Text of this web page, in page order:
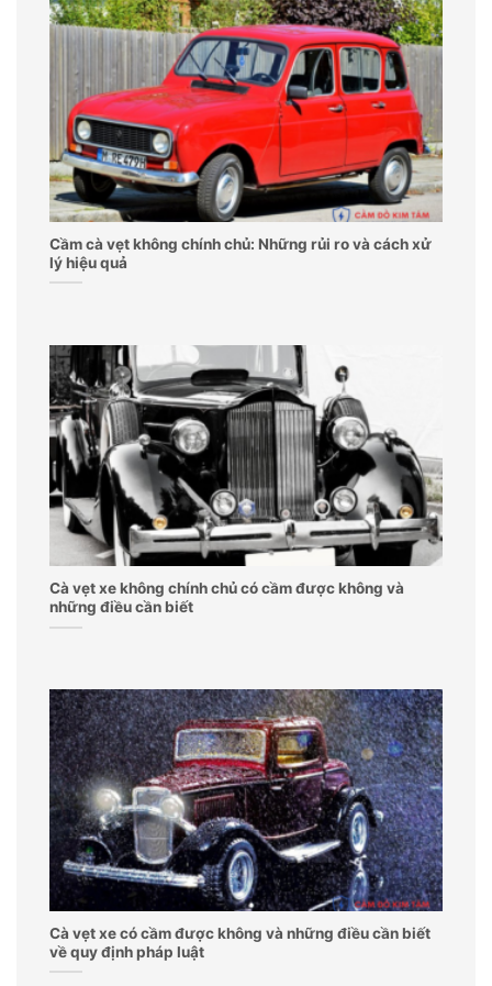
Cầm cà vẹt không chính chủ: Những rủi ro và cách xử
lý hiệu quả
Cà vẹt xe không chính chủ có cầm được không và
những điều cần biết
Cà vẹt xe có cầm được không và những điều cần biết
về quy định pháp luật